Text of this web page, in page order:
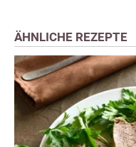
ÄHNLICHE REZEPTE